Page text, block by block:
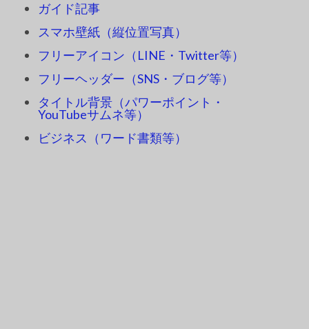
ガイド記事
スマホ壁紙（縦位置写真）
フリーアイコン（LINE・Twitter等）
フリーヘッダー（SNS・ブログ等）
タイトル背景（パワーポイント・
YouTubeサムネ等）
ビジネス（ワード書類等）